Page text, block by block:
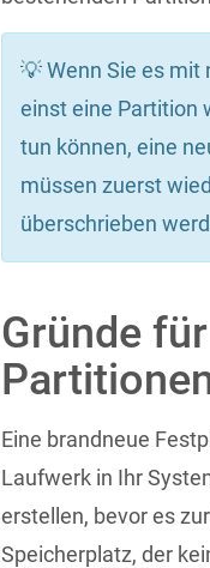
💡 Wenn Sie es
einst eine Partition
tun können, eine
müssen zuerst
überschrieben
Gründe
Eine brandneue
Laufwerk in Ihr
erstellen, bevor es
Speicherplatz, der